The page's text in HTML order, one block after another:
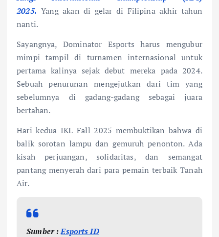
2025. Yang akan di gelar di Filipina akhir tahun
nanti.
Sayangnya, Dominator Esports harus mengubur
mimpi tampil di turnamen internasional untuk
pertama kalinya sejak debut mereka pada 2024.
Sebuah penurunan mengejutkan dari tim yang
sebelumnya di gadang-gadang sebagai juara
bertahan.
Hari kedua IKL Fall 2025 membuktikan bahwa di
balik sorotan lampu dan gemuruh penonton. Ada
kisah perjuangan, solidaritas, dan semangat
pantang menyerah dari para pemain terbaik Tanah
Air.
Sumber :Esports ID